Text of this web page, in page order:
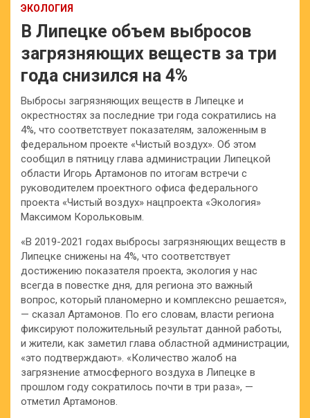
ЭКОЛОГИЯ
В Липецке объем выбросов
загрязняющих веществ за три
года снизился на 4%
Выбросы загрязняющих веществ в Липецке и
окрестностях за последние три года сократились на
4%, что соответствует показателям, заложенным в
федеральном проекте «Чистый воздух». Об этом
сообщил в пятницу глава администрации Липецкой
области Игорь Артамонов по итогам встречи с
руководителем проектного офиса федерального
проекта «Чистый воздух» нацпроекта «Экология»
Максимом Корольковым.
«В 2019-2021 годах выбросы загрязняющих веществ в
Липецке снижены на 4%, что соответствует
достижению показателя проекта, экология у нас
всегда в повестке дня, для региона это важный
вопрос, который планомерно и комплексно решается»,
— сказал Артамонов. По его словам, власти региона
фиксируют положительный результат данной работы,
и жители, как заметил глава областной администрации,
«это подтверждают». «Количество жалоб на
загрязнение атмосферного воздуха в Липецке в
прошлом году сократилось почти в три раза», —
отметил Артамонов.